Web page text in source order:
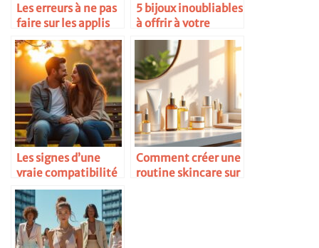
Les erreurs à ne pas
faire sur les applis
de rencontre
5 bijoux inoubliables
à offrir à votre
enfant pour lui
témoigner votre
amour
Les signes d’une
vraie compatibilité
amoureuse
Comment créer une
routine skincare sur